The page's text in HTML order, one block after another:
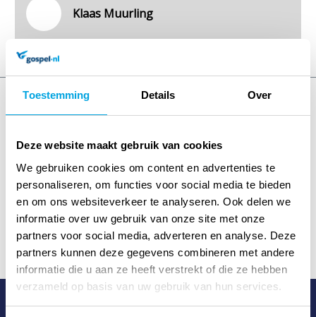
Toestemming Details Over
Deze website maakt gebruik van cookies
We gebruiken cookies om content en advertenties te
personaliseren, om functies voor social media te bieden
en om ons websiteverkeer te analyseren. Ook delen we
informatie over uw gebruik van onze site met onze
partners voor social media, adverteren en analyse. Deze
partners kunnen deze gegevens combineren met andere
informatie die u aan ze heeft verstrekt of die ze hebben
verzameld op basis van uw gebruik van hun services.
Klaas Muurling
4,6Uitstekend• 242 beoordelingen
Waarom Gospel.nl?